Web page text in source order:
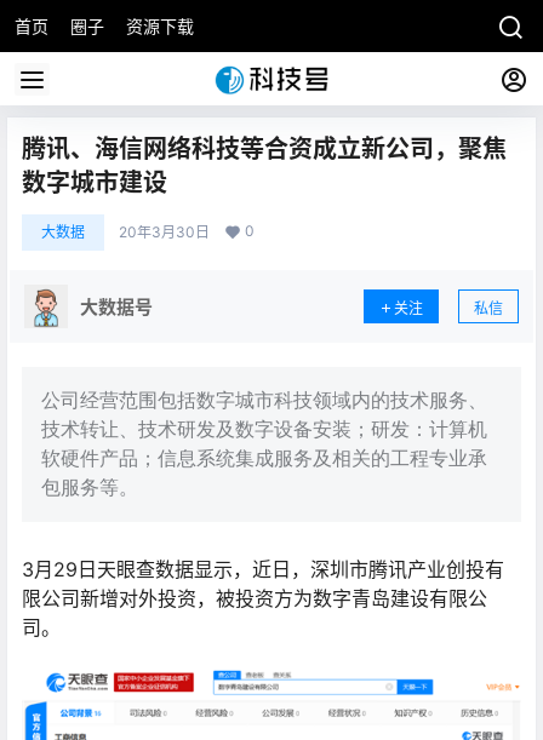
首页 圈子 资源下载
腾讯、海信网络科技等合资成立新公司，聚焦
数字城市建设
大数据 20年3月30日 0
大数据号 关注 私信
公司经营范围包括数字城市科技领域内的技术服务、
技术转让、技术研发及数字设备安装；研发：计算机
软硬件产品；信息系统集成服务及相关的工程专业承
包服务等。
3月29日天眼查数据显示，近日，深圳市腾讯产业创投有
限公司新增对外投资，被投资方为数字青岛建设有限公
司。